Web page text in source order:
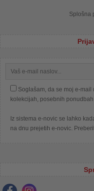
Splošna
Soglašam, da se moj e-
kolekcijah, posebnih
Iz sistema e-novic se lahko
na dnu prejetih e-novic.